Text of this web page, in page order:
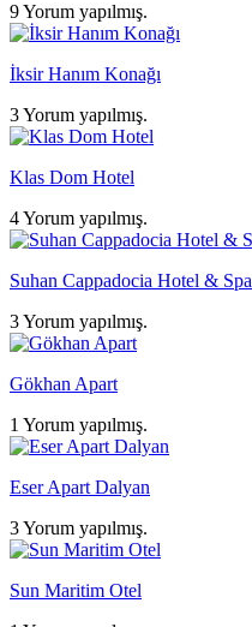
9 Yorum yapılmış.
İksir Hanım Konağı
3 Yorum yapılmış.
Klas Dom Hotel
4 Yorum yapılmış.
Suhan Cappadocia Hotel & Spa
3 Yorum yapılmış.
Gökhan Apart
1 Yorum yapılmış.
Eser Apart Dalyan
3 Yorum yapılmış.
Sun Maritim Otel